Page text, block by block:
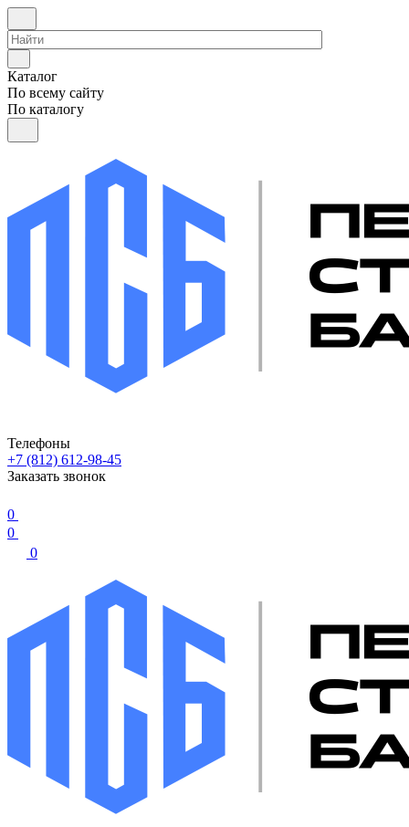
Каталог
По всему сайту
По каталогу
Телефоны
+7 (812) 612-98-45
Заказать звонок
0
0
0